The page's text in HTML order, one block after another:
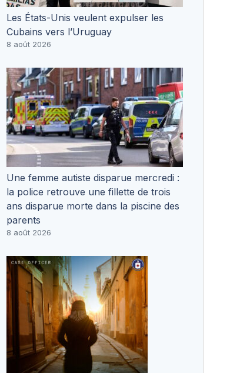
Les États-Unis veulent expulser les
Cubains vers l’Uruguay
8 août 2026
Une femme autiste disparue mercredi :
la police retrouve une fillette de trois
ans disparue morte dans la piscine des
parents
8 août 2026